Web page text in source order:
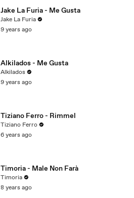
Jake La Furia - Me Gusta
Jake La Furia
9 years ago
Alkilados - Me Gusta
Alkilados
9 years ago
Tiziano Ferro - Rimmel
Tiziano Ferro
6 years ago
Timoria - Male Non Farà
Timoria
8 years ago